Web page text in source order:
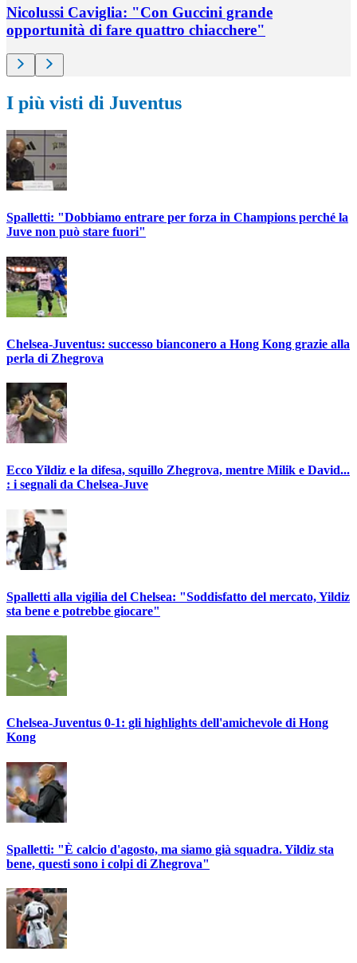
Nicolussi Caviglia: "Con Guccini grande
opportunità di fare quattro chiacchere"
I più visti di Juventus
Spalletti: "Dobbiamo entrare per forza in Champions perché la
Juve non può stare fuori"
Chelsea-Juventus: successo bianconero a Hong Kong grazie alla
perla di Zhegrova
Ecco Yildiz e la difesa, squillo Zhegrova, mentre Milik e David...
: i segnali da Chelsea-Juve
Spalletti alla vigilia del Chelsea: "Soddisfatto del mercato, Yildiz
sta bene e potrebbe giocare"
Chelsea-Juventus 0-1: gli highlights dell'amichevole di Hong
Kong
Spalletti: "È calcio d'agosto, ma siamo già squadra. Yildiz sta
bene, questi sono i colpi di Zhegrova"